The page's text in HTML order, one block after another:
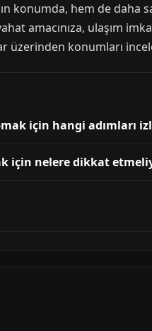
konumda, hem de daha
amacınıza, ulaşım
üzerinden konumları
için hangi adımları
için nelere dikkat